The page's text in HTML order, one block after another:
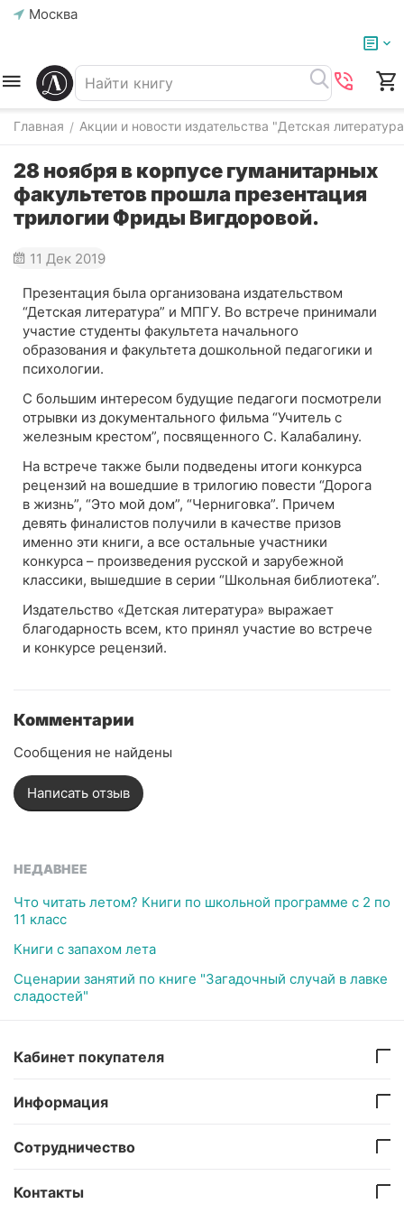
Москва
Главная / Акции и новости издательства "Детская
28 ноября в корпусе гуманитарных
факультетов прошла презентация
трилогии Фриды Вигдоровой.
11 Дек 2019
Презентация была организована издательством
“Детская литература” и МПГУ. Во встрече принимали
участие студенты факультета начального
образования и факультета дошкольной педагогики и
психологии.
С большим интересом будущие педагоги посмотрели
отрывки из документального фильма “Учитель с
железным крестом”, посвященного С. Калабалину.
На встрече также были подведены итоги конкурса
рецензий на вошедшие в трилогию повести “Дорога
в жизнь”, “Это мой дом”, “Черниговка”. Причем
девять финалистов получили в качестве призов
именно эти книги, а все остальные участники
конкурса – произведения русской и зарубежной
классики, вышедшие в серии “Школьная библиотека”.
Издательство «Детская литература» выражает
благодарность всем, кто принял участие во встрече
и конкурсе рецензий.
Комментарии
Сообщения не найдены
Написать отзыв
НЕДАВНЕЕ
Что читать летом? Книги по школьной программе с 2 по
11 класс
Книги с запахом лета
Сценарии занятий по книге "Загадочный случай в лавке
сладостей"
Кабинет покупателя
Информация
Сотрудничество
Контакты